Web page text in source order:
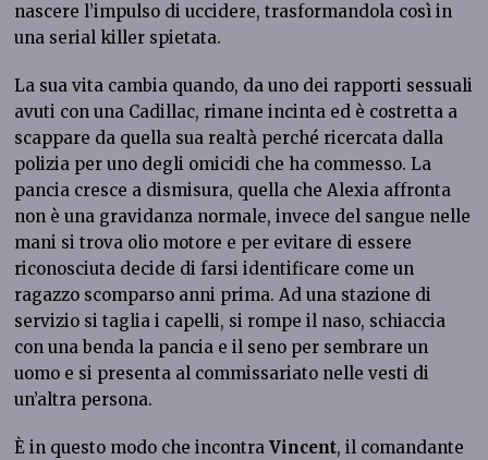
nascere l’impulso di uccidere, trasformandola così in
una serial killer spietata.
La sua vita cambia quando, da uno dei rapporti sessuali
avuti con una Cadillac, rimane incinta ed è costretta a
scappare da quella sua realtà perché ricercata dalla
polizia per uno degli omicidi che ha commesso. La
pancia cresce a dismisura, quella che Alexia affronta
non è una gravidanza normale, invece del sangue nelle
mani si trova olio motore e per evitare di essere
riconosciuta decide di farsi identificare come un
ragazzo scomparso anni prima. Ad una stazione di
servizio si taglia i capelli, si rompe il naso, schiaccia
con una benda la pancia e il seno per sembrare un
uomo e si presenta al commissariato nelle vesti di
un’altra persona.
È in questo modo che incontraVincent, il comandante